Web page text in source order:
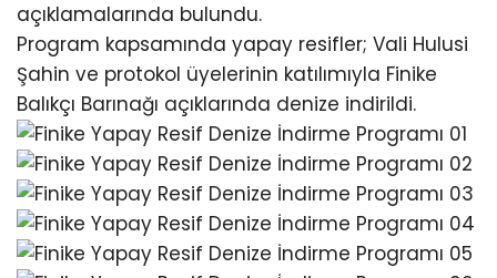
açıklamalarında bulundu.
Program kapsamında yapay resifler; Vali Hulusi
Şahin ve protokol üyelerinin katılımıyla Finike
Balıkçı Barınağı açıklarında denize indirildi.